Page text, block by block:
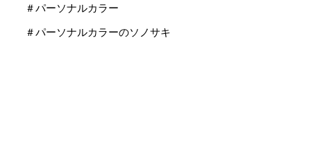
＃パーソナルカラー
＃パーソナルカラーのソノサキ